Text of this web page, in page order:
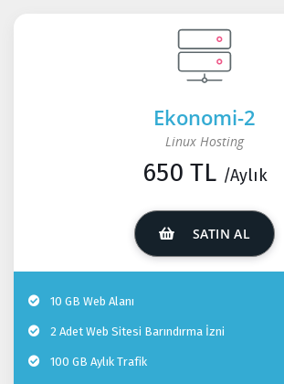
Ekonomi-2
Linux Hosting
650 TL /Aylık
SATIN AL
10 GB Web Alanı
2 Adet Web Sitesi Barındırma İzni
100 GB Aylık Trafik